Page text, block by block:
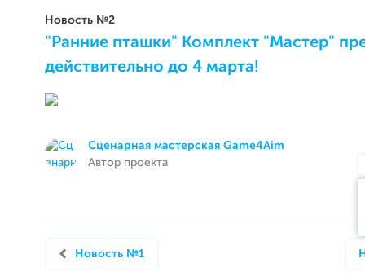
Новость №2
"Ранние пташки" Комплект "Мастер"
действительно до 4 марта!
Сценарная мастерская Game4Aim
Автор проекта
Новость №1